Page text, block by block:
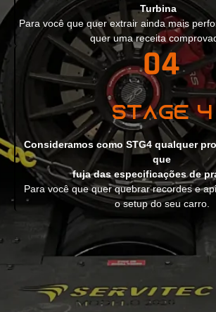
Turbina
Para você que quer extrair ainda mais
quer uma receita
Stage 4
Consideramos como STG4 qualquer
que
fuja das especificações de
Para você que quer quebrar recordes e
o setup do seu carro.